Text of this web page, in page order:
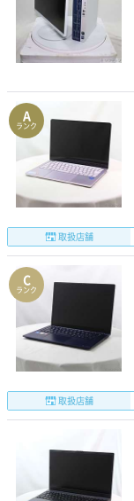
A
ランク
取扱店舗
C
ランク
取扱店舗